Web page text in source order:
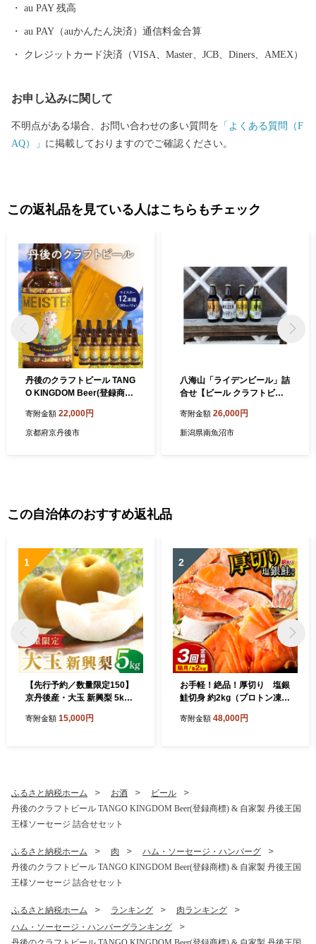
au PAY 残高
au PAY（auかんたん決済）通信料金合算
クレジットカード決済（VISA、Master、JCB、Diners、AMEX）
お申し込みに関して
不明点がある場合、お問い合わせの多い質問を 「よくある質問（F
AQ）」 に掲載しておりますのでご確認ください。
この返礼品を見ている人はこちらもチェック
丹後のクラフトビール TANG
O KINGDOM Beer(登録商標)
寄附金額 22,000円
京都府京丹後市
八海山「ライデンビール」詰
合せ【ビール クラフトビー
飲み比べ セット 4種 12本 33
0ml ギフト 新潟 アルコール
寄附金額 26,000円
新潟県南魚沼市
この自治体のおすすめ返礼品
1
【先行予約／数量限定150】
京丹後産・大玉 新興梨 5kg
月中旬から発送）
寄附金額 15,000円
2
お手軽！絶品！厚切り 塩銀
鮭切身 約2kg（プロトン凍
便 隔月×3回 ふるさと納税
寄附金額 48,000円
ふるさと納税ホーム お酒
ビール
丹後のクラフトビール TANGO KINGDOM Beer(登録商標) & 自家製 丹後王国
王様ソーセージ 詰合せセット
ふるさと納税ホーム 肉
ハム・ソーセージ・ハンバーグ
丹後のクラフトビール TANGO KINGDOM Beer(登録商標) & 自家製 丹後王国
王様ソーセージ 詰合せセット
ふるさと納税ホーム ランキング
肉ランキング
ハム・ソーセージ・ハンバーグランキング